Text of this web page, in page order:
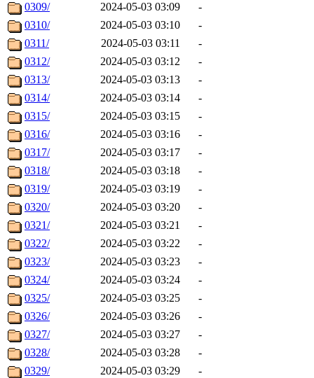
0309/
2024-05-03 03:09
-
0310/
2024-05-03 03:10
-
0311/
2024-05-03 03:11
-
0312/
2024-05-03 03:12
-
0313/
2024-05-03 03:13
-
0314/
2024-05-03 03:14
-
0315/
2024-05-03 03:15
-
0316/
2024-05-03 03:16
-
0317/
2024-05-03 03:17
-
0318/
2024-05-03 03:18
-
0319/
2024-05-03 03:19
-
0320/
2024-05-03 03:20
-
0321/
2024-05-03 03:21
-
0322/
2024-05-03 03:22
-
0323/
2024-05-03 03:23
-
0324/
2024-05-03 03:24
-
0325/
2024-05-03 03:25
-
0326/
2024-05-03 03:26
-
0327/
2024-05-03 03:27
-
0328/
2024-05-03 03:28
-
0329/
2024-05-03 03:29
-